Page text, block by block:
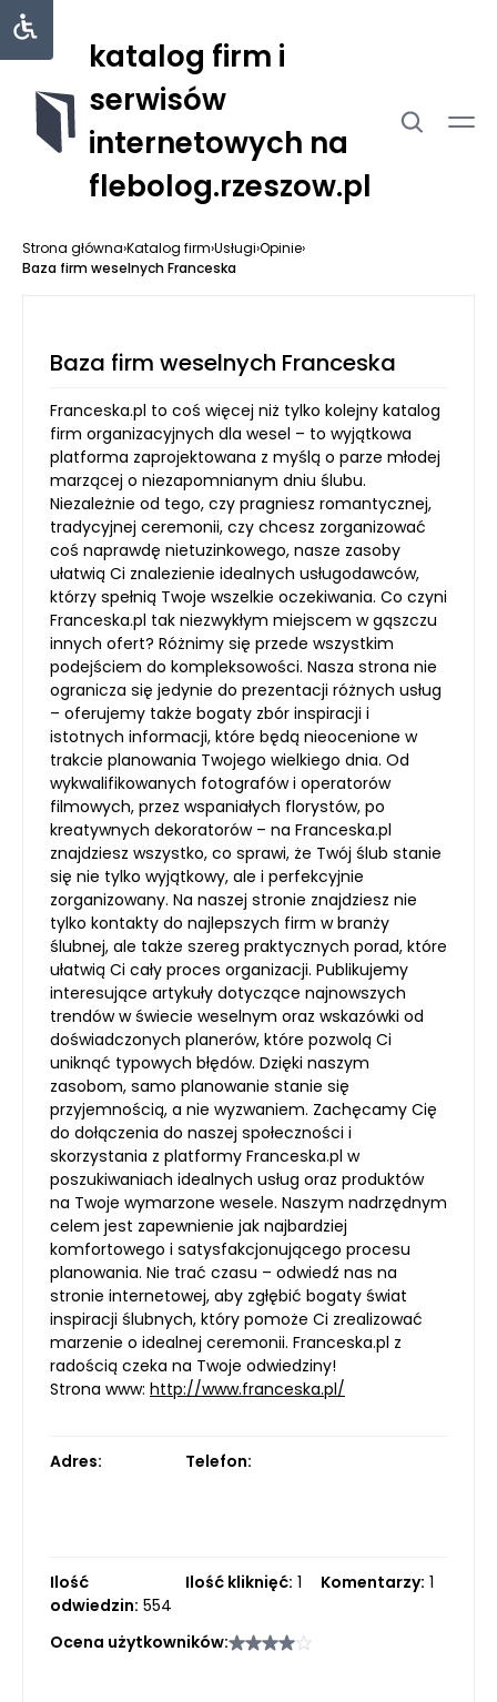
katalog firm i
serwisów
internetowych na
flebolog.rzeszow.pl
Strona główna›Katalog firm›Usługi›Opinie›
Baza firm weselnych Franceska
Baza firm weselnych Franceska
Franceska.pl to coś więcej niż tylko kolejny katalog
firm organizacyjnych dla wesel – to wyjątkowa
platforma zaprojektowana z myślą o parze młodej
marzącej o niezapomnianym dniu ślubu.
Niezależnie od tego, czy pragniesz romantycznej,
tradycyjnej ceremonii, czy chcesz zorganizować
coś naprawdę nietuzinkowego, nasze zasoby
ułatwią Ci znalezienie idealnych usługodawców,
którzy spełnią Twoje wszelkie oczekiwania. Co czyni
Franceska.pl tak niezwykłym miejscem w gąszczu
innych ofert? Różnimy się przede wszystkim
podejściem do kompleksowości. Nasza strona nie
ogranicza się jedynie do prezentacji różnych usług
– oferujemy także bogaty zbór inspiracji i
istotnych informacji, które będą nieocenione w
trakcie planowania Twojego wielkiego dnia. Od
wykwalifikowanych fotografów i operatorów
filmowych, przez wspaniałych florystów, po
kreatywnych dekoratorów – na Franceska.pl
znajdziesz wszystko, co sprawi, że Twój ślub stanie
się nie tylko wyjątkowy, ale i perfekcyjnie
zorganizowany. Na naszej stronie znajdziesz nie
tylko kontakty do najlepszych firm w branży
ślubnej, ale także szereg praktycznych porad, które
ułatwią Ci cały proces organizacji. Publikujemy
interesujące artykuły dotyczące najnowszych
trendów w świecie weselnym oraz wskazówki od
doświadczonych planerów, które pozwolą Ci
uniknąć typowych błędów. Dzięki naszym
zasobom, samo planowanie stanie się
przyjemnością, a nie wyzwaniem. Zachęcamy Cię
do dołączenia do naszej społeczności i
skorzystania z platformy Franceska.pl w
poszukiwaniach idealnych usług oraz produktów
na Twoje wymarzone wesele. Naszym nadrzędnym
celem jest zapewnienie jak najbardziej
komfortowego i satysfakcjonującego procesu
planowania. Nie trać czasu – odwiedź nas na
stronie internetowej, aby zgłębić bogaty świat
inspiracji ślubnych, który pomoże Ci zrealizować
marzenie o idealnej ceremonii. Franceska.pl z
radością czeka na Twoje odwiedziny!
Strona www: http://www.franceska.pl/
Adres: Telefon:
Ilość
odwiedzin: 554
Ilość kliknięć: 1 Komentarzy: 1
Ocena użytkowników: